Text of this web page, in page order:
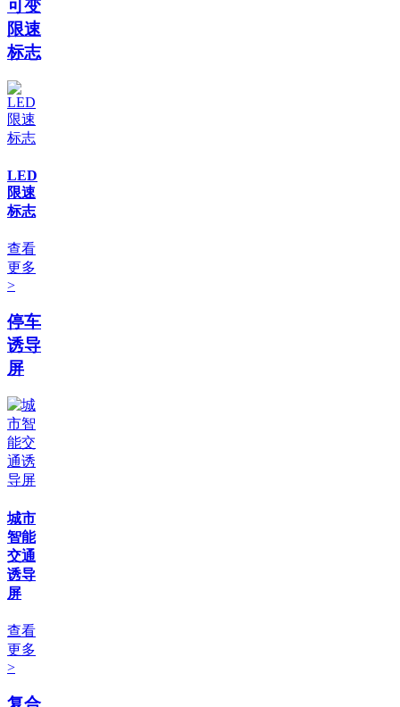
可变
限速
标志
LED
限速
标志
查看
更多
>
停车
诱导
屏
城市
智能
交通
诱导
屏
查看
更多
>